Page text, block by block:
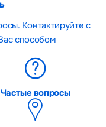
Контактируйте с
способом
Частые вопросы